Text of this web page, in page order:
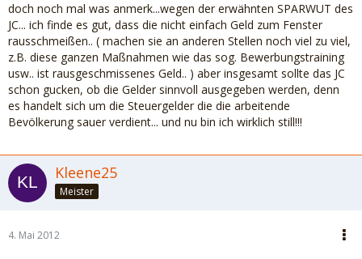
doch noch mal was anmerk...wegen der erwähnten SPARWUT des
JC... ich finde es gut, dass die nicht einfach Geld zum Fenster
rausschmeißen.. ( machen sie an anderen Stellen noch viel zu viel,
z.B. diese ganzen Maßnahmen wie das sog. Bewerbungstraining
usw.. ist rausgeschmissenes Geld.. ) aber insgesamt sollte das JC
schon gucken, ob die Gelder sinnvoll ausgegeben werden, denn
es handelt sich um die Steuergelder die die arbeitende
Bevölkerung sauer verdient... und nu bin ich wirklich still!!!
Kleene25
Meister
4. Mai 2012